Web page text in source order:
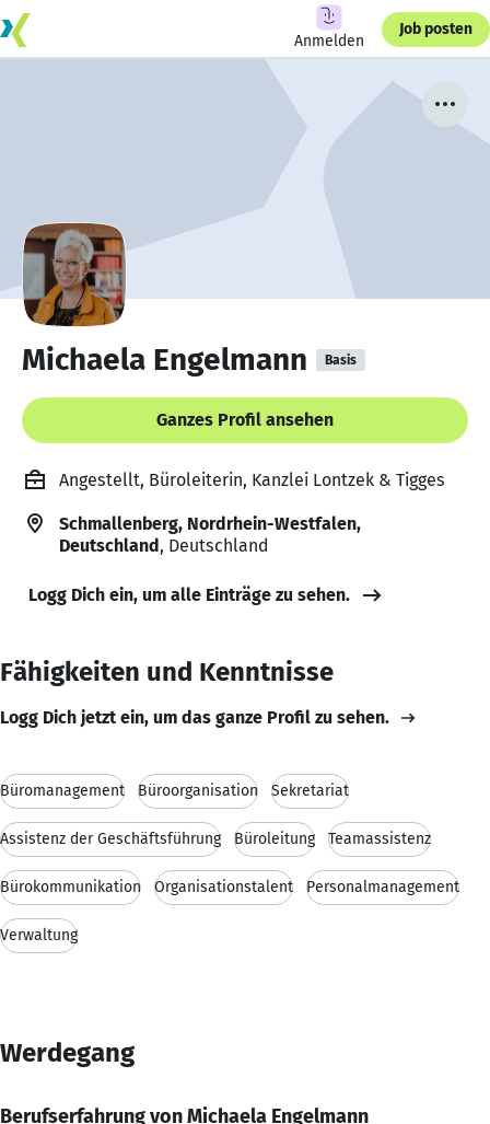
Anmelden
Job posten
Michaela Engelmann Basis
Ganzes Profil ansehen
Angestellt, Büroleiterin, Kanzlei Lontzek & Tigges
Schmallenberg, Nordrhein-Westfalen,
Deutschland, Deutschland
Logg Dich ein, um alle Einträge zu sehen.
Fähigkeiten und Kenntnisse
Logg Dich jetzt ein, um das ganze Profil zu sehen.
Büromanagement Büroorganisation Sekretariat
Assistenz der Geschäftsführung Büroleitung Teamassistenz
Bürokommunikation Organisationstalent Personalmanagement
Verwaltung
Werdegang
Berufserfahrung von Michaela Engelmann